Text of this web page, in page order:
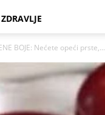
ZDRAVLJE
BOJE: Nećete opeći prste,...